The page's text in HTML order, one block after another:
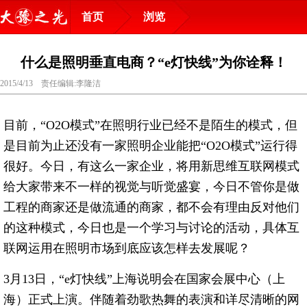
首页 浏览
什么是照明垂直电商？“e灯快线”为你诠释！
2015/4/13 责任编辑:李隆洁
目前，“O2O模式”在照明行业已经不是陌生的模式，但
是目前为止还没有一家照明企业能把“O2O模式”运行得
很好。今日，有这么一家企业，将用新思维互联网模式
给大家带来不一样的视觉与听觉盛宴，今日不管你是做
工程的商家还是做流通的商家，都不会有理由反对他们
的这种模式，今日也是一个学习与讨论的活动，具体互
联网运用在照明市场到底应该怎样去发展呢？
3月13日，“e灯快线”上海说明会在国家会展中心（上
海）正式上演。伴随着劲歌热舞的表演和详尽清晰的网